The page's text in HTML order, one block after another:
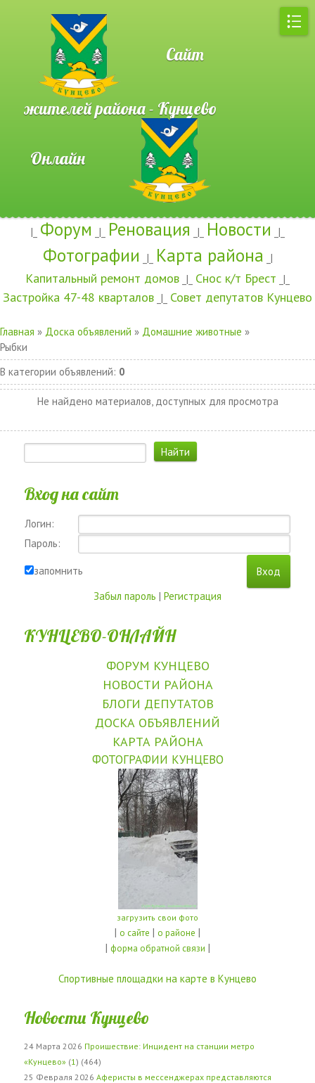
Сайт
жителей района - Кунцево
Онлайн
|_ Форум _|_ Реновация _|_ Новости _|_
Фотографии _|_ Карта района _|
Капитальный ремонт домов _|_ Снос к/т Брест _|_
Застройка 47-48 кварталов _|_ Совет депутатов Кунцево
Главная » Доска объявлений » Домашние животные »
Рыбки
В категории объявлений: 0
Не найдено материалов, доступных для просмотра
Вход на сайт
Логин:
Пароль:
запомнить
Забыл пароль | Регистрация
КУНЦЕВО-ОНЛАЙН
ФОРУМ КУНЦЕВО
НОВОСТИ РАЙОНА
БЛОГИ ДЕПУТАТОВ
ДОСКА ОБЪЯВЛЕНИЙ
КАРТА РАЙОНА
ФОТОГРАФИИ КУНЦЕВО
загрузить свои фото
| о сайте | о районе |
| форма обратной связи |
Спортивные площадки на карте в Кунцево
Новости Кунцево
24 Марта 2026 Проишествие: Инцидент на станции метро
«Кунцево» (1 ) (464)
25 Февраля 2026 Аферисты в мессенджерах представляются